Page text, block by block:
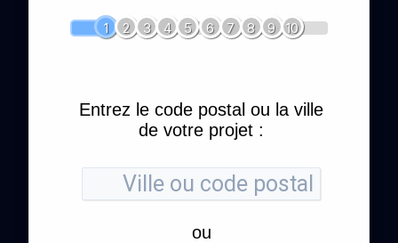
1 2 3 4 5 6 7 8 9 10
Entrez le code postal ou la ville
de votre projet :
ou